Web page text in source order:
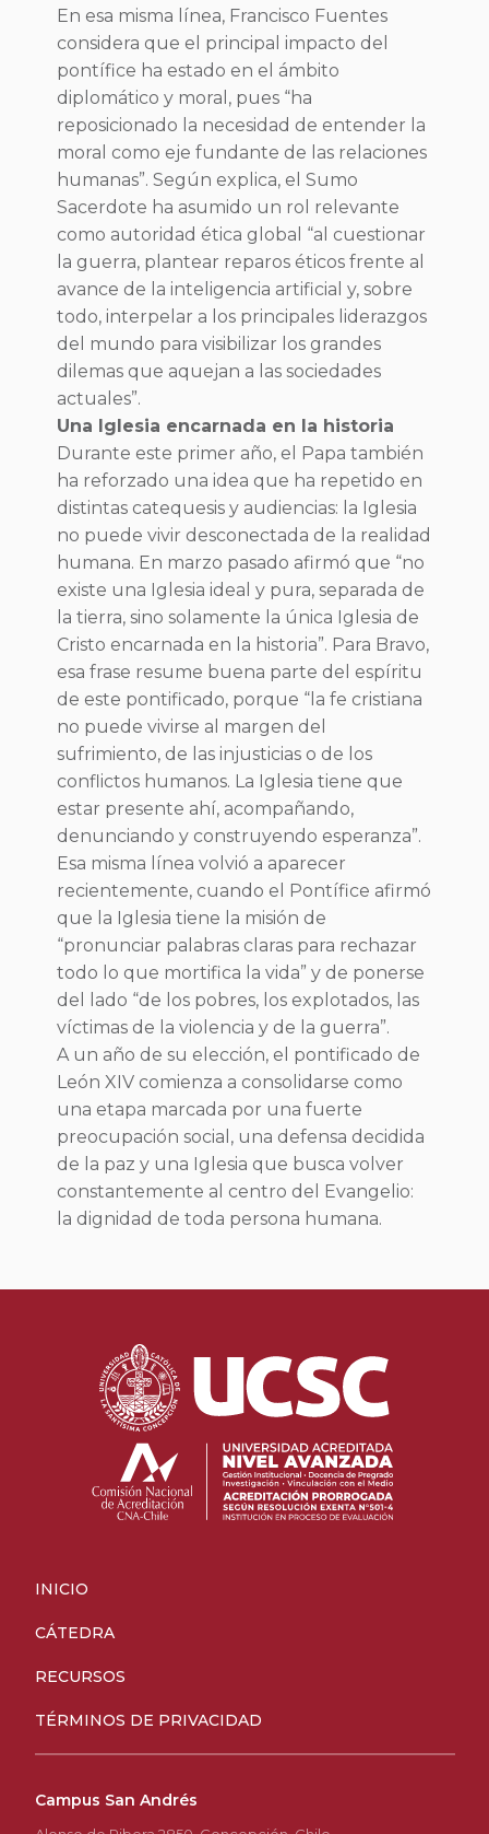
En esa misma línea, Francisco Fuentes
considera que el principal impacto del
pontífice ha estado en el ámbito
diplomático y moral, pues “ha
reposicionado la necesidad de entender la
moral como eje fundante de las relaciones
humanas”. Según explica, el Sumo
Sacerdote ha asumido un rol relevante
como autoridad ética global “al cuestionar
la guerra, plantear reparos éticos frente al
avance de la inteligencia artificial y, sobre
todo, interpelar a los principales liderazgos
del mundo para visibilizar los grandes
dilemas que aquejan a las sociedades
actuales”.
Una Iglesia encarnada en la historia
Durante este primer año, el Papa también
ha reforzado una idea que ha repetido en
distintas catequesis y audiencias: la Iglesia
no puede vivir desconectada de la realidad
humana. En marzo pasado afirmó que “no
existe una Iglesia ideal y pura, separada de
la tierra, sino solamente la única Iglesia de
Cristo encarnada en la historia”. Para Bravo,
esa frase resume buena parte del espíritu
de este pontificado, porque “la fe cristiana
no puede vivirse al margen del
sufrimiento, de las injusticias o de los
conflictos humanos. La Iglesia tiene que
estar presente ahí, acompañando,
denunciando y construyendo esperanza”.
Esa misma línea volvió a aparecer
recientemente, cuando el Pontífice afirmó
que la Iglesia tiene la misión de
“pronunciar palabras claras para rechazar
todo lo que mortifica la vida” y de ponerse
del lado “de los pobres, los explotados, las
víctimas de la violencia y de la guerra”.
A un año de su elección, el pontificado de
León XIV comienza a consolidarse como
una etapa marcada por una fuerte
preocupación social, una defensa decidida
de la paz y una Iglesia que busca volver
constantemente al centro del Evangelio:
la dignidad de toda persona humana.
INICIO
CÁTEDRA
RECURSOS
TÉRMINOS DE PRIVACIDAD
Campus San Andrés